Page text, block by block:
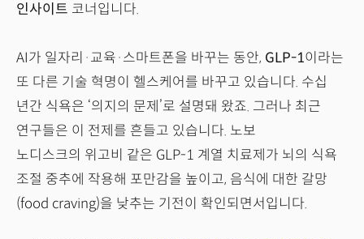
인사이트 코너입니다.
AI가 일자리·교육·스마트폰을 바꾸는 동안, GLP-1이라는
또 다른 기술 혁명이 헬스케어를 바꾸고 있습니다. 수십
년간 식욕은 ‘의지의 문제’로 설명돼 왔죠. 그러나 최근
연구들은 이 전제를 흔들고 있습니다. 노보
노디스크의 위고비 같은 GLP-1 계열 치료제가 뇌의 식욕
조절 중추에 작용해 포만감을 높이고, 음식에 대한 갈망
(food craving)을 낮추는 기전이 확인되면서입니다.